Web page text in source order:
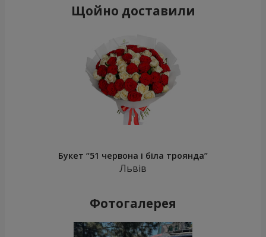
Щойно доставили
Букет “51 червона і біла троянда”
Львів
Фотогалерея